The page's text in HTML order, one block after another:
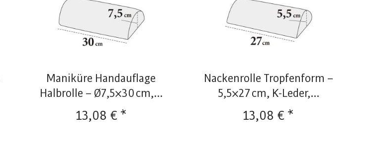
Maniküre Handauflage
Halbrolle – Ø7,5×30 cm,...
13,08 € *
Nackenrolle Tropfenform –
5,5×27 cm, K-Leder,...
13,08 € *